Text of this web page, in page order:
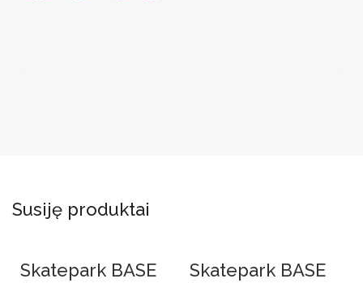
Susiję produktai
Skatepark BASE
Skatepark BASE